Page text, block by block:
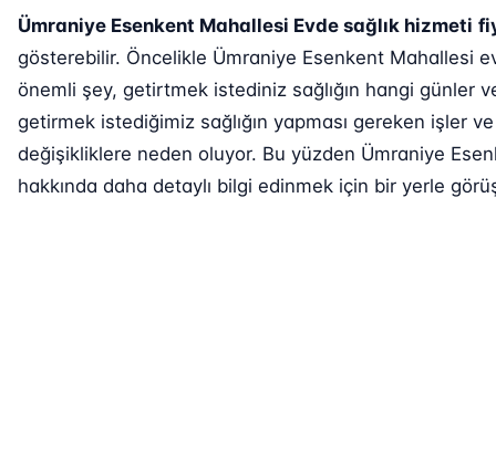
Ümraniye Esenkent Mahallesi Evde sağlık hizmeti
gösterebilir. Öncelikle Ümraniye Esenkent Mahallesi
önemli şey, getirtmek istediniz sağlığın hangi günler
getirmek istediğimiz sağlığın yapması gereken işler
değişikliklere neden oluyor. Bu yüzden Ümraniye
hakkında daha detaylı bilgi edinmek için bir yerle